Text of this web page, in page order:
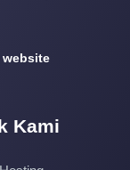
website
Kami